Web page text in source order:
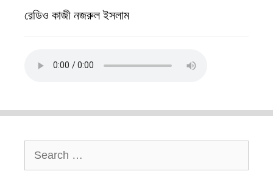
রেডিও কাজী নজরুল ইসলাম
for: